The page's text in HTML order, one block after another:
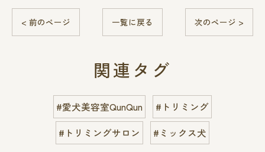
< 前のページ 一覧に戻る 次のページ >
関連タグ
#愛犬美容室QunQun
#トリミング
#トリミングサロン
#ミックス犬